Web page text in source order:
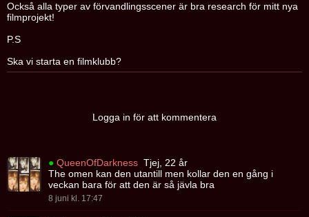
Också alla typer av förvandlingsscener är bra research för mitt nya
filmprojekt!
P.S
Ska vi starta en filmklubb?
Logga in för att kommentera
● QueenOfDarkness Tjej, 22 år
The omen kan den utantill men kollar den en gång i
veckan bara för att den är så jävla bra
8 juni kl. 17:47